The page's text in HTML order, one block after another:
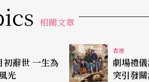
的同時，亦相對更容易從資助增減
部門成績，受資助藝團目前也似乎更
發展」。這樣的寒冬不見得是短期現
的是，藝術家們將面對疫情後的大
相關文章
一生為
光
香港
劇場禮儀漸被忽
突引發